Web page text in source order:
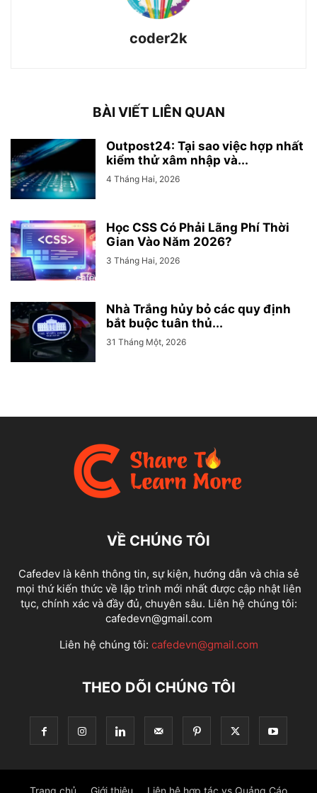
coder2k
BÀI VIẾT LIÊN QUAN
Outpost24: Tại sao việc hợp nhất
kiểm thử xâm nhập và...
4 Tháng Hai, 2026
Học CSS Có Phải Lãng Phí Thời
Gian Vào Năm 2026?
3 Tháng Hai, 2026
Nhà Trắng hủy bỏ các quy định
bắt buộc tuân thủ...
31 Tháng Một, 2026
VỀ CHÚNG TÔI
Cafedev là kênh thông tin, sự kiện, hướng dẫn và chia sẻ
mọi thứ kiến thức về lập trình mới nhất được cập nhật liên
tục, chính xác và đầy đủ, chuyên sâu. Liên hệ chúng tôi:
cafedevn@gmail.com
Liên hệ chúng tôi: cafedevn@gmail.com
THEO DÕI CHÚNG TÔI